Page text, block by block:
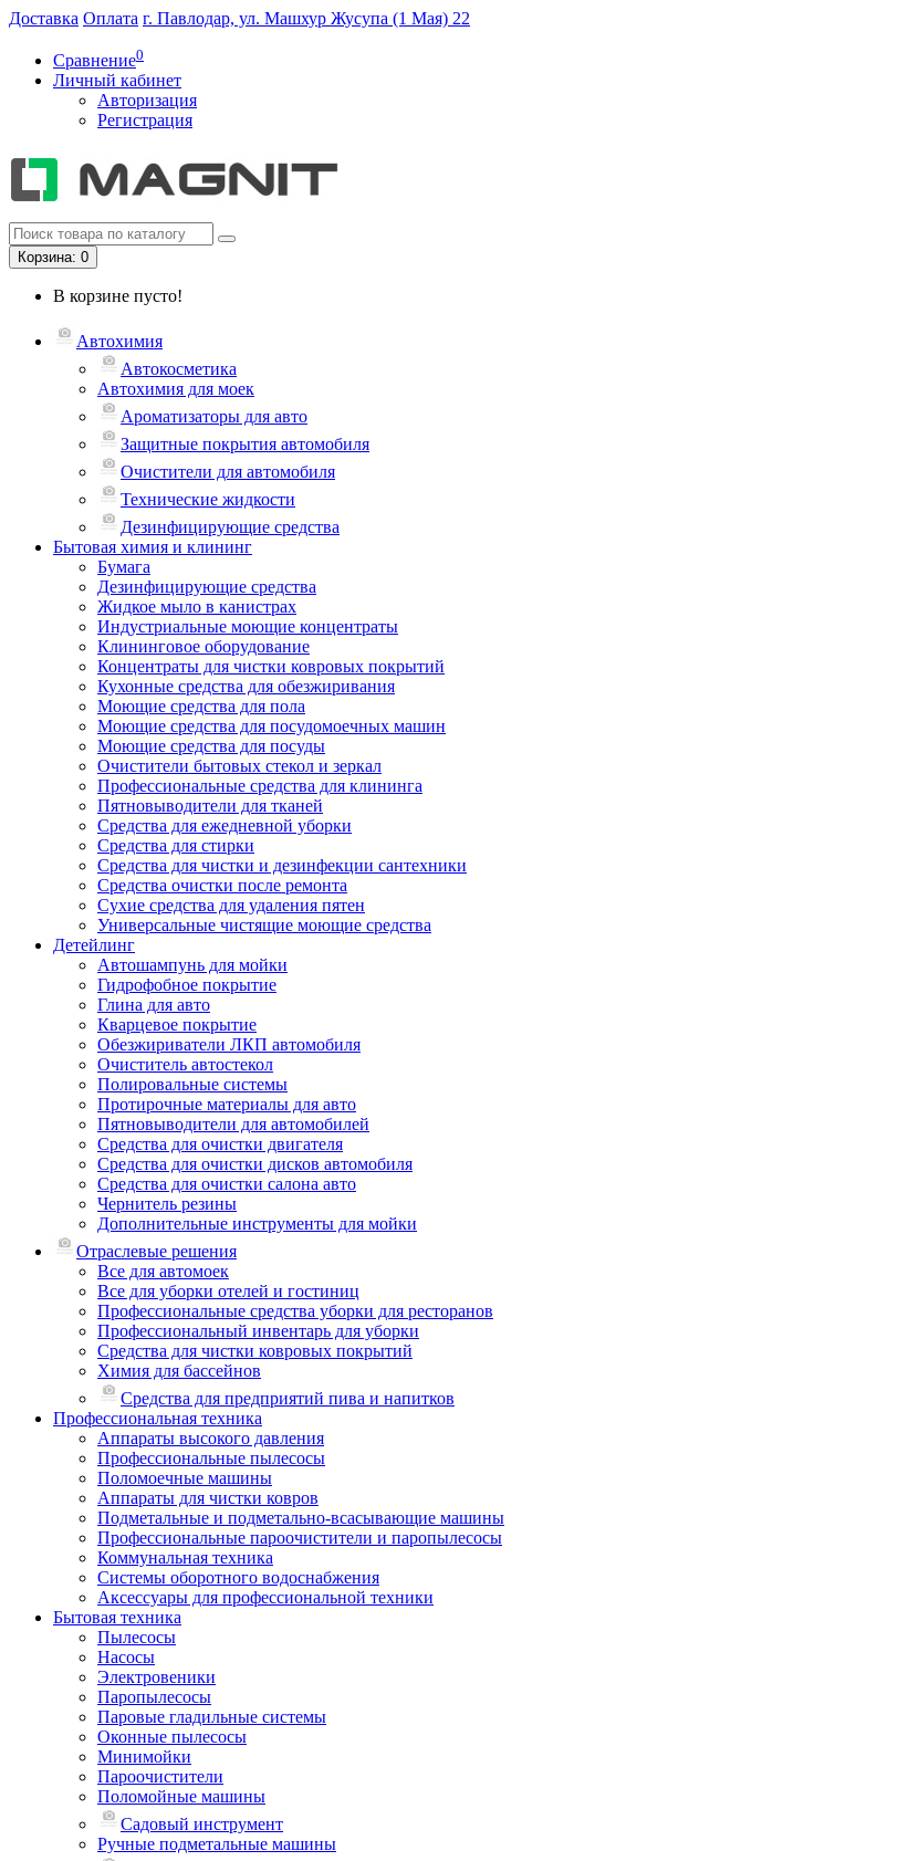
Доставка Оплата г. Павлодар, ул. Машхур Жусупа (1 Мая) 22
Сравнение0
Личный кабинет
Авторизация
Регистрация
Корзина: 0
В корзине пусто!
Автохимия
Автокосметика
Автохимия для моек
Ароматизаторы для авто
Защитные покрытия автомобиля
Очистители для автомобиля
Технические жидкости
Дезинфицирующие средства
Бытовая химия и клининг
Бумага
Дезинфицирующие средства
Жидкое мыло в канистрах
Индустриальные моющие концентраты
Клининговое оборудование
Концентраты для чистки ковровых покрытий
Кухонные средства для обезжиривания
Моющие средства для пола
Моющие средства для посудомоечных машин
Моющие средства для посуды
Очистители бытовых стекол и зеркал
Профессиональные средства для клининга
Пятновыводители для тканей
Средства для ежедневной уборки
Средства для стирки
Средства для чистки и дезинфекции сантехники
Средства очистки после ремонта
Сухие средства для удаления пятен
Универсальные чистящие моющие средства
Детейлинг
Автошампунь для мойки
Гидрофобное покрытие
Глина для авто
Кварцевое покрытие
Обезжириватели ЛКП автомобиля
Очиститель автостекол
Полировальные системы
Протирочные материалы для авто
Пятновыводители для автомобилей
Средства для очистки двигателя
Средства для очистки дисков автомобиля
Средства для очистки салона авто
Чернитель резины
Дополнительные инструменты для мойки
Отраслевые решения
Все для автомоек
Все для уборки отелей и гостиниц
Профессиональные средства уборки для ресторанов
Профессиональный инвентарь для уборки
Средства для чистки ковровых покрытий
Химия для бассейнов
Cредства для предприятий пива и напитков
Профессиональная техника
Аппараты высокого давления
Профессиональные пылесосы
Поломоечные машины
Аппараты для чистки ковров
Подметальные и подметально-всасывающие машины
Профессиональные пароочистители и паропылесосы
Коммунальная техника
Системы оборотного водоснабжения
Аксессуары для профессиональной техники
Бытовая техника
Пылесосы
Насосы
Электровеники
Паропылесосы
Паровые гладильные системы
Оконные пылесосы
Минимойки
Пароочистители
Поломойные машины
Садовый инструмент
Ручные подметальные машины